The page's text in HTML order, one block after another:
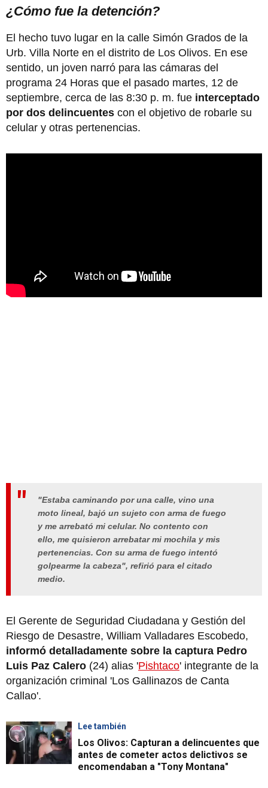
¿Cómo fue la detención?
El hecho tuvo lugar en la calle Simón Grados de la
Urb. Villa Norte en el distrito de Los Olivos. En ese
sentido, un joven narró para las cámaras del
programa 24 Horas que el pasado martes, 12 de
septiembre, cerca de las 8:30 p. m. fue interceptado
por dos delincuentes con el objetivo de robarle su
celular y otras pertenencias.
"Estaba caminando por una calle, vino una
moto lineal, bajó un sujeto con arma de fuego
y me arrebató mi celular. No contento con
ello, me quisieron arrebatar mi mochila y mis
pertenencias. Con su arma de fuego intentó
golpearme la cabeza", refirió para el citado
medio.
El Gerente de Seguridad Ciudadana y Gestión del
Riesgo de Desastre, William Valladares Escobedo,
informó detalladamente sobre la captura Pedro
Luis Paz Calero (24) alias 'Pishtaco' integrante de la
organización criminal 'Los Gallinazos de Canta
Callao'.
Lee también
Los Olivos: Capturan a delincuentes que
antes de cometer actos delictivos se
encomendaban a "Tony Montana"